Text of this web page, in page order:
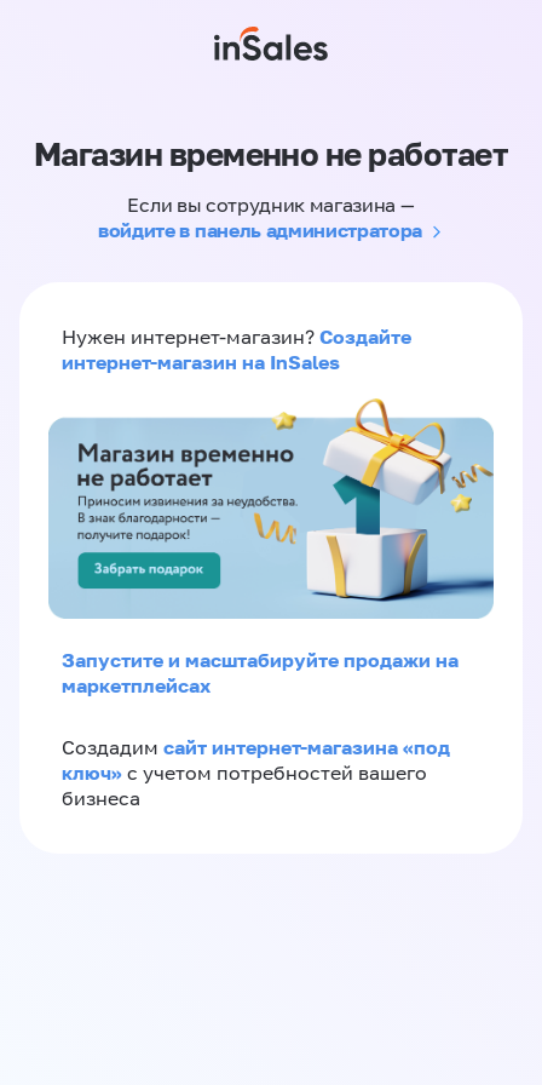
Магазин временно не работает
Если вы сотрудник магазина —
войдите в панель администратора
Нужен интернет-магазин? Создайте
интернет-магазин на InSales
Запустите и масштабируйте продажи на
маркетплейсах
Создадим сайт интернет-магазина «под
ключ» с учетом потребностей вашего
бизнеса